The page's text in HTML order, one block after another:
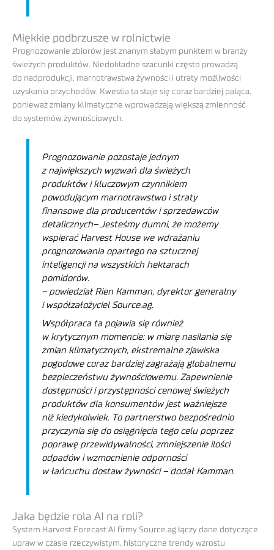
Miękkie podbrzusze w rolnictwie
Prognozowanie zbiorów jest znanym słabym punktem w branży
świeżych produktów. Niedokładne szacunki często prowadzą
do nadprodukcji, marnotrawstwa żywności i utraty możliwości
uzyskania przychodów. Kwestia ta staje się coraz bardziej paląca,
ponieważ zmiany klimatyczne wprowadzają większą zmienność
do systemów żywnościowych.
Prognozowanie pozostaje jednym
z największych wyzwań dla świeżych
produktów i kluczowym czynnikiem
powodującym marnotrawstwo i straty
finansowe dla producentów i sprzedawców
detalicznych– Jesteśmy dumni, że możemy
wspierać Harvest House we wdrażaniu
prognozowania opartego na sztucznej
inteligencji na wszystkich hektarach
pomidorów.
– powiedział Rien Kamman, dyrektor generalny
i współzałożyciel Source.ag.
Współpraca ta pojawia się również
w krytycznym momencie: w miarę nasilania się
zmian klimatycznych, ekstremalne zjawiska
pogodowe coraz bardziej zagrażają globalnemu
bezpieczeństwu żywnościowemu. Zapewnienie
dostępności i przystępności cenowej świeżych
produktów dla konsumentów jest ważniejsze
niż kiedykolwiek. To partnerstwo bezpośrednio
przyczynia się do osiągnięcia tego celu poprzez
poprawę przewidywalności, zmniejszenie ilości
odpadów i wzmocnienie odporności
w łańcuchu dostaw żywności – dodał Kamman.
Jaka będzie rola AI na roli?
System Harvest Forecast AI firmy Source.ag łączy dane dotyczące
upraw w czasie rzeczywistym, historyczne trendy wzrostu